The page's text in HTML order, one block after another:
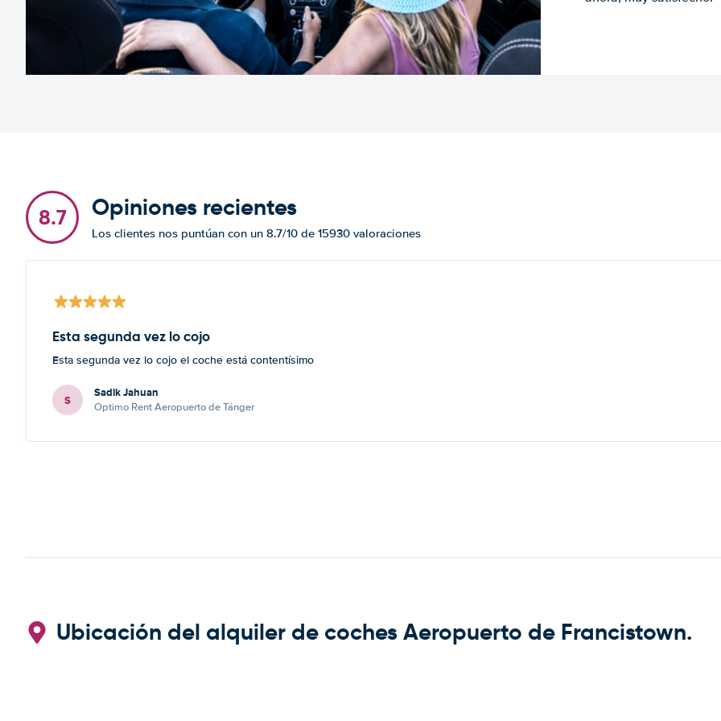
8.7 Opiniones recientes
Los clientes nos puntúan con un 8.7/10 de 15930 valoraciones
Esta segunda vez lo cojo
Esta segunda vez lo cojo el coche está contentísimo
S Sadik Jahuan
Optimo Rent Aeropuerto de Tánger
Ubicación del alquiler de coches Aeropuerto de Francistown.